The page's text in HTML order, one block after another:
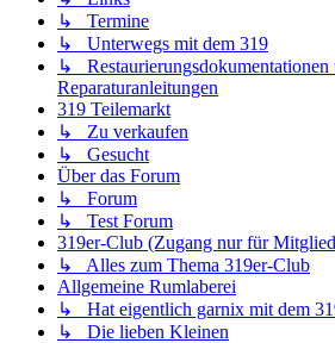
↳ Termine
↳ Unterwegs mit dem 319
↳ Restaurierungsdokumentationen
Reparaturanleitungen
319 Teilemarkt
↳ Zu verkaufen
↳ Gesucht
Über das Forum
↳ Forum
↳ Test Forum
319er-Club (Zugang nur für
↳ Alles zum Thema 319er-Club
Allgemeine Rumlaberei
↳ Hat eigentlich garnix mit dem
↳ Die lieben Kleinen